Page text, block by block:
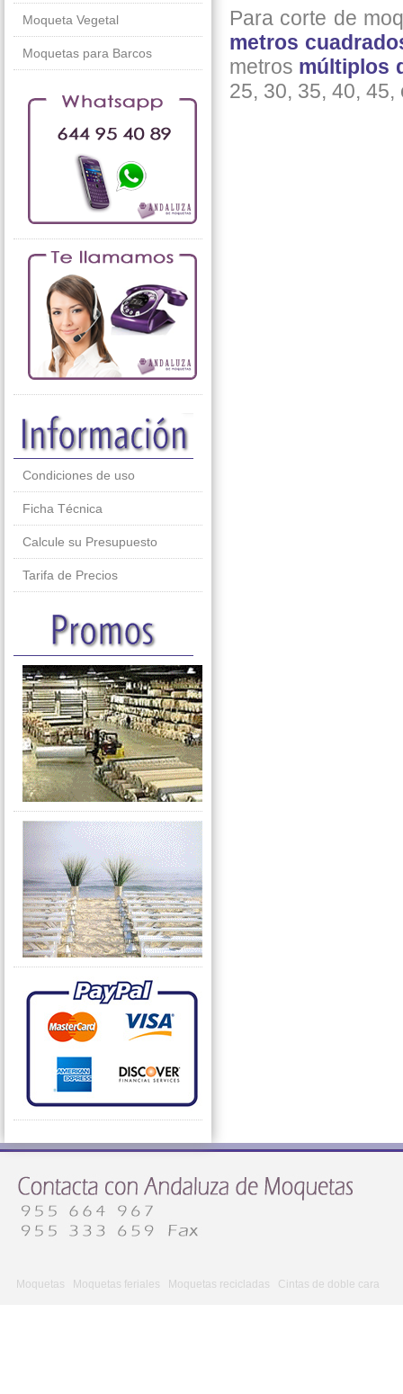
Moqueta Vegetal
Moquetas para Barcos
Condiciones de uso
Ficha Técnica
Calcule su Presupuesto
Tarifa de Precios
Para corte de
metros
metros múltiplos
25, 30, 35, 40, 45,
Moquetas Moquetas feriales Moquetas recicladas Cintas de doble cara